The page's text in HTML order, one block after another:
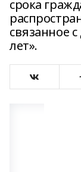
срока
связанное
лет».